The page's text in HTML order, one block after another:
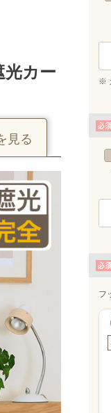
光カー
見る
税込です)
～400
円
※
フ